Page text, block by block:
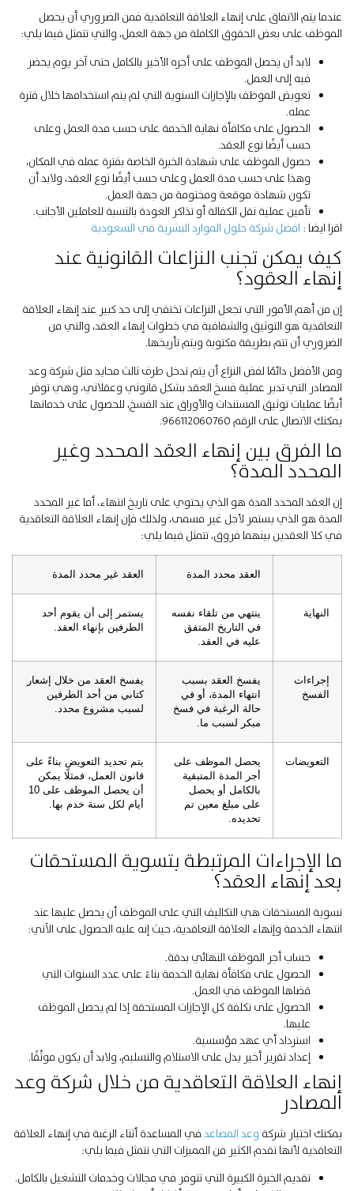
عندما يتم الاتفاق على إنهاء العلاقة التعاقدية فمن الضروري أن يحصل
الموظف على بعض الحقوق الكاملة من جهة العمل، والتي تتمثل فيما يلي:
لابد أن يحصل الموظف على أجره الأخير بالكامل حتى آخر يوم يحضر
فيه إلى العمل.
تعويض الموظف بالإجازات السنوية التي لم يتم استخدامها خلال فترة
عمله.
الحصول على مكافأة نهاية الخدمة على حسب مدة العمل وعلى
حسب أيضًا نوع العقد.
حصول الموظف على شهادة الخبرة الخاصة بفترة عمله في المكان،
وهذا على حسب مدة العمل وعلى حسب أيضًا نوع العقد، ولابد أن
تكون شهادة موقعة ومختومة من جهة العمل.
تأمين عملية نقل الكفالة أو تذاكر العودة بالنسبة للعاملين الأجانب.
اقرا ايضا : افضل شركة حلول الموارد البشرية في السعودية
كيف يمكن تجنب النزاعات القانونية عند
إنهاء العقود؟
إن من أهم الأمور التي تجعل النزاعات تختفي إلى حد كبير عند إنهاء العلاقة
التعاقدية هو التوثيق والشفافية في خطوات إنهاء العقد، والتي من
الضروري أن تتم بطريقة مكتوبة ويتم تأريخها.
ومن الأفضل دائمًا لفض النزاع أن يتم تدخل طرف ثالث محايد مثل شركة وعد
المصادر التي تدير عملية فسخ العقد بشكل قانوني وعقلاني، وهي توفر
أيضًا عمليات توثيق المستندات والأوراق عند الفسخ، للحصول على خدماتها
يمكنك الاتصال على الرقم 966112060760.
ما الفرق بين إنهاء العقد المحدد وغير
المحدد المدة؟
إن العقد المحدد المدة هو الذي يحتوي على تاريخ انتهاء، أما غير المحدد
المدة هو الذي يستمر لأجل غير مسمى، ولذلك فإن إنهاء العلاقة التعاقدية
في كلا العقدين بينهما فروق، تتمثل فيما يلي:
العقد محدد المدة العقد غير محدد المدة
النهاية
ينتهي من تلقاء نفسه
في التاريخ المتفق
عليه في العقد.
يستمر إلى أن يقوم أحد
الطرفين بإنهاء العقد.
إجراءات
الفسخ
يفسخ العقد بسبب
انتهاء المدة، أو في
حالة الرغبة في فسخ
مبكر لسبب ما.
يفسخ العقد من خلال إشعار
كتابي من أحد الطرفين
لسبب مشروع محدد.
التعويضات
يحصل الموظف على
أجر المدة المتبقية
بالكامل أو يحصل
على مبلغ معين تم
تحديده.
يتم تحديد التعويض بناءً على
قانون العمل، فمثلًا يمكن
أن يحصل الموظف على 10
أيام لكل سنة خدم بها.
ما الإجراءات المرتبطة بتسوية المستحقات
بعد إنهاء العقد؟
تسوية المستحقات هي التكاليف التي على الموظف أن يحصل عليها عند
انتهاء الخدمة وإنهاء العلاقة التعاقدية، حيث إنه عليه الحصول على الآتي:
حساب أجر الموظف النهائي بدقة.
الحصول على مكافأة نهاية الخدمة بناءً على عدد السنوات التي
قضاها الموظف في العمل.
الحصول على تكلفة كل الإجازات المستحقة إذا لم يحصل الموظف
عليها.
استرداد أي عهد مؤسسية.
إعداد تقرير أخير يدل على الاستلام والتسليم، ولابد أن يكون موثَّقًا.
إنهاء العلاقة التعاقدية من خلال شركة وعد
المصادر
يمكنك اختيار شركة وعد المصاعد في المساعدة أثناء الرغبة في إنهاء العلاقة
التعاقدية لأنها تقدم الكثير من المميزات التي تتمثل فيما يلي:
تقديم الخبرة الكبيرة التي تتوفر في مجالات وخدمات التشغيل بالكامل.